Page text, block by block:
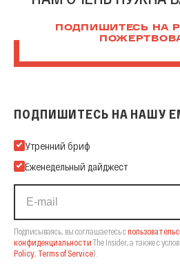
ПОДПИШИТЕСЬ НА
ПОДПИШИТЕСЬ НА НАШУ
Подпишитесь на нашу Email-рассылку
Утренний бриф
Еженедельный дайджест
Подписываясь, вы соглашаетесь с
конфиденциальности The Insider, а также с
Policy Terms of Service).